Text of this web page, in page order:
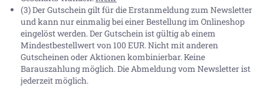
(3) Der Gutschein gilt für die Erstanmeldung zum Newsletter
und kann nur einmalig bei einer Bestellung im Onlineshop
eingelöst werden. Der Gutschein ist gültig ab einem
Mindestbestellwert von 100 EUR. Nicht mit anderen
Gutscheinen oder Aktionen kombinierbar. Keine
Barauszahlung möglich. Die Abmeldung vom Newsletter ist
jederzeit möglich.